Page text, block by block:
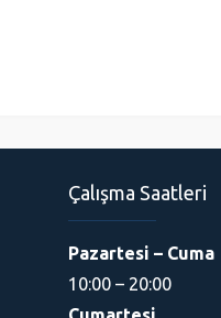
Çalışma Saatleri
Pazartesi – Cuma
10:00 – 20:00